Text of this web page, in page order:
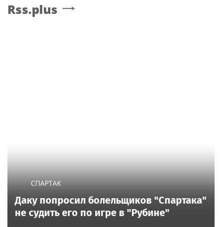
Rss.plus
СПАРТАК
Даку попросил болельщиков "Спартака"
не судить его по игре в "Рубине"